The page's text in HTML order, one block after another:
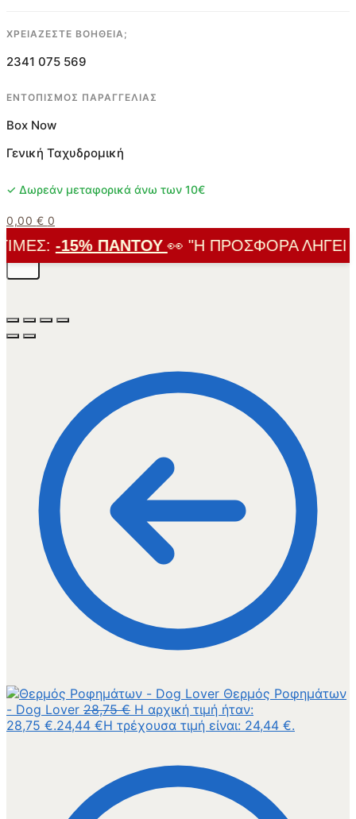
ΧΡΕΙΑΖΕΣΤΕ ΒΟΗΘΕΙΑ;
2341 075 569
ΕΝΤΟΠΙΣΜΟΣ ΠΑΡΑΓΓΕΛΙΑΣ
Box Now
Γενική Ταχυδρομική
✓ Δωρεάν μεταφορικά άνω των 10€
0,00 € 0
-15% ΠΑΝΤΟΎ👀 "Η ΠΡΟΣΦΟΡΆ ΛΉΓΕΙ
Θερμός Ροφημάτων
- Dog Lover 28,75€ Η αρχική τιμή ήταν:
28,75 €.24,44 €Η τρέχουσα τιμή είναι: 24,44 €.